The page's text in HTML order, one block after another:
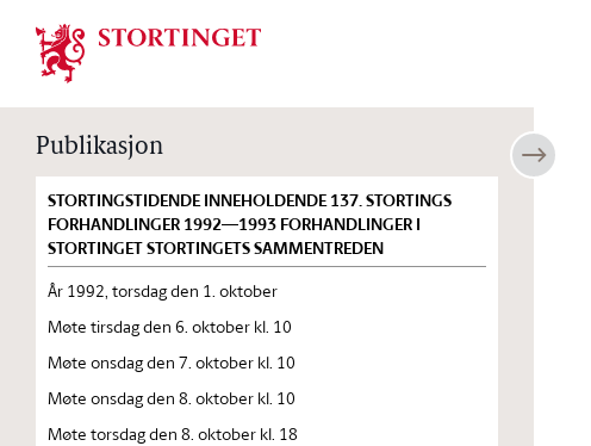
Stortinget.no
Publikasjon
STORTINGSTIDENDE INNEHOLDENDE 137. STORTINGS
FORHANDLINGER 1992—1993 FORHANDLINGER I
STORTINGET STORTINGETS SAMMENTREDEN
År 1992, torsdag den 1. oktober
Møte tirsdag den 6. oktober kl. 10
Møte onsdag den 7. oktober kl. 10
Møte onsdag den 8. oktober kl. 10
Møte torsdag den 8. oktober kl. 18